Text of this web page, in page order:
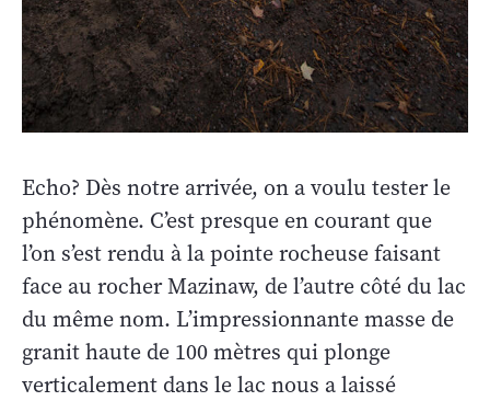
Echo? Dès notre arrivée, on a voulu tester le
phénomène. C’est presque en courant que
l’on s’est rendu à la pointe rocheuse faisant
face au rocher Mazinaw, de l’autre côté du lac
du même nom. L’impressionnante masse de
granit haute de 100 mètres qui plonge
verticalement dans le lac nous a laissé